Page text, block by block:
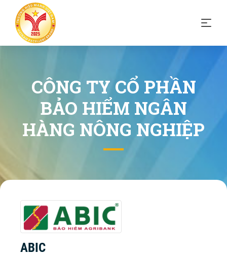
CÔNG TY CỔ PHẦN
BẢO HIỂM NGÂN
HÀNG NÔNG NGHIỆP
ABIC